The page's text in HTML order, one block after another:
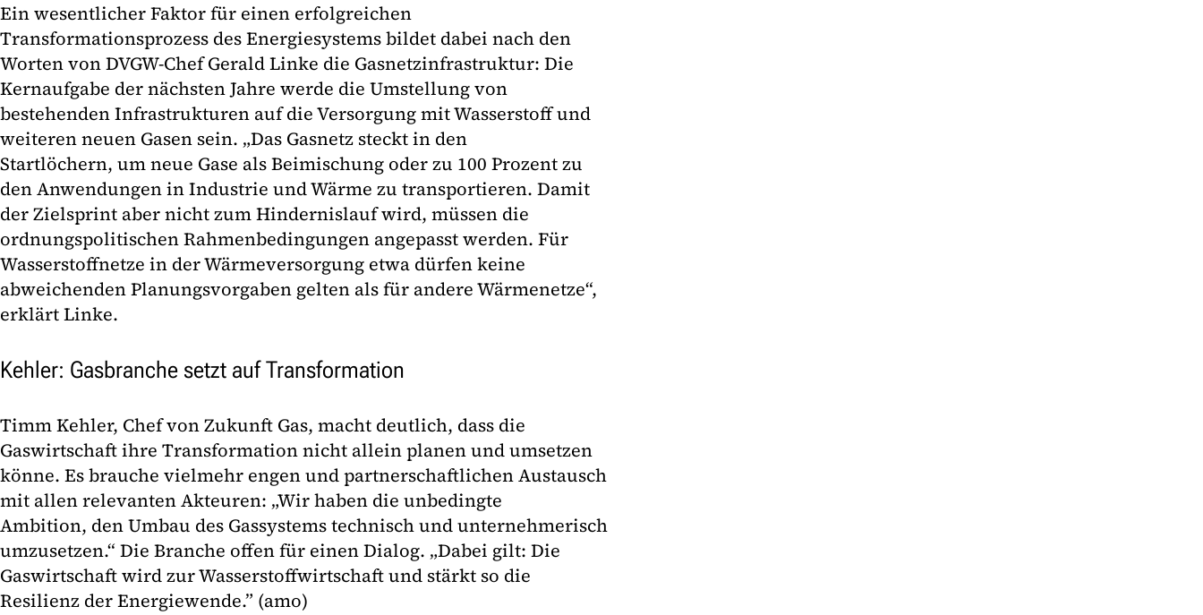
Ein wesentlicher Faktor für einen erfolgreichen
Transformationsprozess des Energiesystems bildet dabei nach den
Worten von DVGW-Chef Gerald Linke die Gasnetzinfrastruktur: Die
Kernaufgabe der nächsten Jahre werde die Umstellung von
bestehenden Infrastrukturen auf die Versorgung mit Wasserstoff und
weiteren neuen Gasen sein. „Das Gasnetz steckt in den
Startlöchern, um neue Gase als Beimischung oder zu 100 Prozent zu
den Anwendungen in Industrie und Wärme zu transportieren. Damit
der Zielsprint aber nicht zum Hindernislauf wird, müssen die
ordnungspolitischen Rahmenbedingungen angepasst werden. Für
Wasserstoffnetze in der Wärmeversorgung etwa dürfen keine
abweichenden Planungsvorgaben gelten als für andere Wärmenetze“,
erklärt Linke.
Kehler: Gasbranche setzt auf Transformation
Timm Kehler, Chef von Zukunft Gas, macht deutlich, dass die
Gaswirtschaft ihre Transformation nicht allein planen und umsetzen
könne. Es brauche vielmehr engen und partnerschaftlichen Austausch
mit allen relevanten Akteuren: „Wir haben die unbedingte
Ambition, den Umbau des Gassystems technisch und unternehmerisch
umzusetzen.“ Die Branche offen für einen Dialog. „Dabei gilt: Die
Gaswirtschaft wird zur Wasserstoffwirtschaft und stärkt so die
Resilienz der Energiewende.” (amo)